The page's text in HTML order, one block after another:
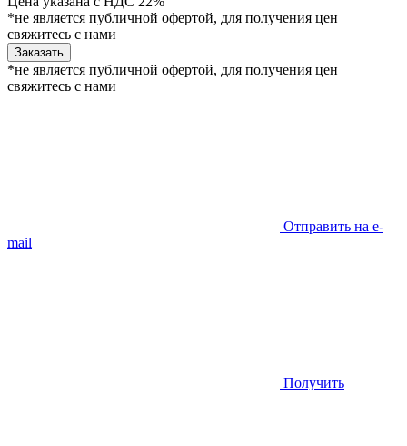
*не является публичной офертой, для получения цен
свяжитесь с нами
Заказать
*не является публичной офертой, для получения цен
свяжитесь с нами
Отправить на e-
mail
Получить